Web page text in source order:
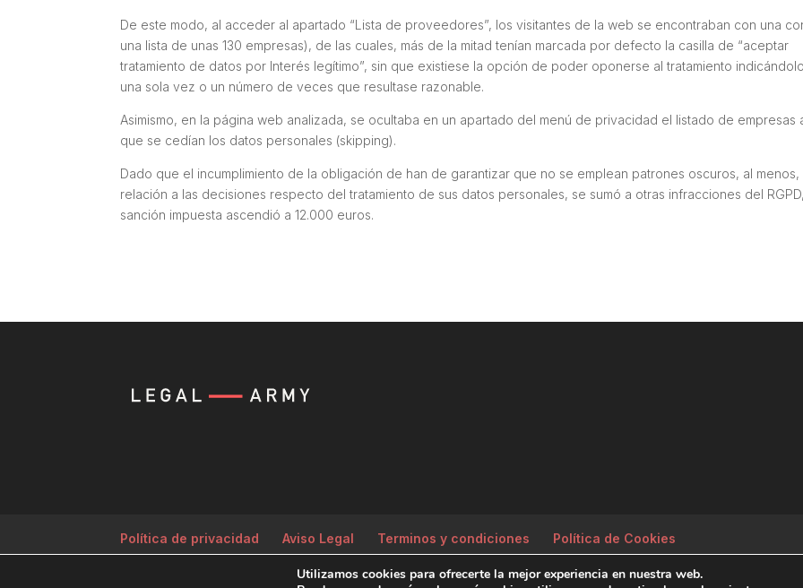
De este modo, al acceder al apartado “Lista de proveedores”, los visitantes de la web se encontraban con una
una lista de unas 130 empresas), de las cuales, más de la mitad tenían marcada por defecto la casilla de “aceptar
tratamiento de datos por Interés legítimo”, sin que existiese la opción de poder oponerse al tratamiento
una sola vez o un número de veces que resultase razonable.
Asimismo, en la página web analizada, se ocultaba en un apartado del menú de privacidad el listado de empresas
que se cedían los datos personales (skipping).
Dado que el incumplimiento de la obligación de han de garantizar que no se emplean patrones oscuros, al
relación a las decisiones respecto del tratamiento de sus datos personales, se sumó a otras infracciones del
sanción impuesta ascendió a 12.000 euros.
Política de privacidad Aviso Legal Terminos y condiciones Política de Cookies
Utilizamos cookies para ofrecerte la mejor experiencia en nuestra web.